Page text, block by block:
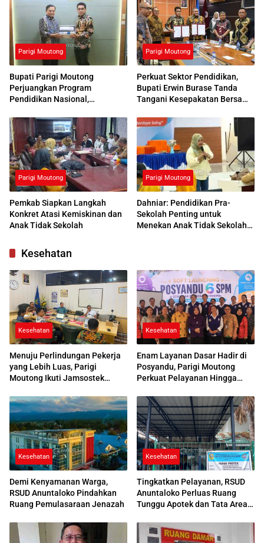
Parigi Moutong
Bupati Parigi Moutong
Perjuangkan Program
Pendidikan Nasional,
Respons Positif
Parigi Moutong
Perkuat Sektor Pendidikan,
Bupati Erwin Burase Tanda
Tangani Kesepakatan Bersama
Parigi Moutong
Pemkab Siapkan Langkah
Konkret Atasi Kemiskinan dan
Anak Tidak Sekolah
Parigi Moutong
Dahniar: Pendidikan Pra-
Sekolah Penting untuk
Menekan Anak Tidak Sekolah
Kesehatan
Kesehatan
Menuju Perlindungan Pekerja
yang Lebih Luas, Parigi
Moutong Ikuti Jamsostek
Kesehatan
Enam Layanan Dasar Hadir di
Posyandu, Parigi Moutong
Perkuat Pelayanan Hingga
Kesehatan
Demi Kenyamanan Warga,
RSUD Anuntaloko Pindahkan
Ruang Pemulasaraan Jenazah
Kesehatan
Tingkatkan Pelayanan, RSUD
Anuntaloko Perluas Ruang
Tunggu Apotek dan Tata Area